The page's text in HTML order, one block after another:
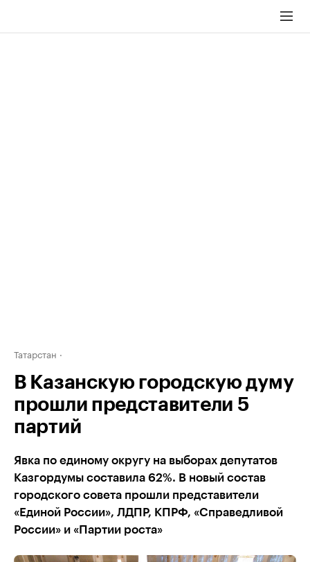
Татарстан
В Казанскую городскую думу
прошли представители 5
партий
Явка по единому округу на выборах депутатов
Казгордумы составила 62%. В новый состав
городского совета прошли представители
«Единой России», ЛДПР, КПРФ, «Справедливой
России» и «Партии роста»